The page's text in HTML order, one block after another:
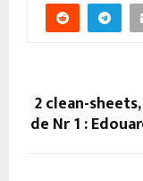
2 clean-
de Nr 1 :